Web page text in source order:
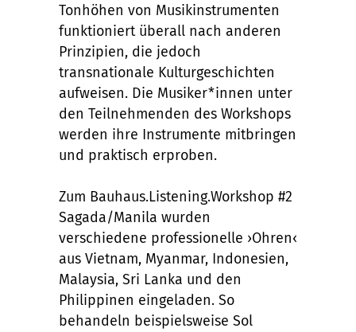
Tonhöhen von Musikinstrumenten
funktioniert überall nach anderen
Prinzipien, die jedoch
transnationale Kulturgeschichten
aufweisen. Die Musiker*innen unter
den Teilnehmenden des Workshops
werden ihre Instrumente mitbringen
und praktisch erproben.
Zum Bauhaus.Listening.Workshop #2
Sagada/Manila wurden
verschiedene professionelle ›Ohren‹
aus Vietnam, Myanmar, Indonesien,
Malaysia, Sri Lanka und den
Philippinen eingeladen. So
behandeln beispielsweise Sol